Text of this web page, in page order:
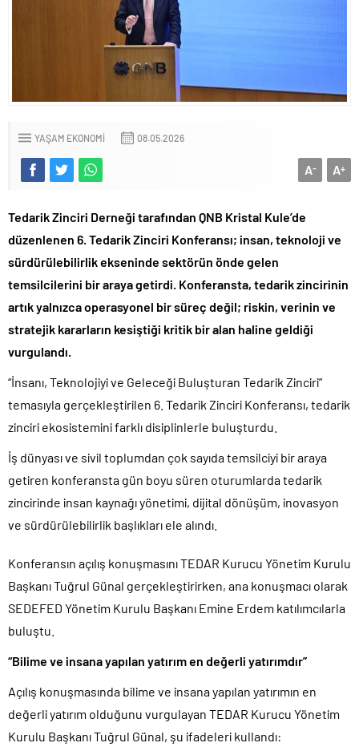
YAŞAM EKONOMI 08.05.2026
A+
A-
Tedarik Zinciri Derneği tarafından QNB Kristal Kule’de
düzenlenen 6. Tedarik Zinciri Konferansı; insan, teknoloji ve
sürdürülebilirlik ekseninde sektörün önde gelen
temsilcilerini bir araya getirdi. Konferansta, tedarik zincirinin
artık yalnızca operasyonel bir süreç değil; riskin, verinin ve
stratejik kararların kesiştiği kritik bir alan haline geldiği
vurgulandı.
“İnsanı, Teknolojiyi ve Geleceği Buluşturan Tedarik Zinciri”
temasıyla gerçekleştirilen 6. Tedarik Zinciri Konferansı, tedarik
zinciri ekosistemini farklı disiplinlerle buluşturdu.
İş dünyası ve sivil toplumdan çok sayıda temsilciyi bir araya
getiren konferansta gün boyu süren oturumlarda tedarik
zincirinde insan kaynağı yönetimi, dijital dönüşüm, inovasyon
ve sürdürülebilirlik başlıkları ele alındı.
Konferansın açılış konuşmasını TEDAR Kurucu Yönetim Kurulu
Başkanı Tuğrul Günal gerçekleştirirken, ana konuşmacı olarak
SEDEFED Yönetim Kurulu Başkanı Emine Erdem katılımcılarla
buluştu.
“Bilime ve insana yapılan yatırım en değerli yatırımdır”
Açılış konuşmasında bilime ve insana yapılan yatırımın en
değerli yatırım olduğunu vurgulayan TEDAR Kurucu Yönetim
Kurulu Başkanı Tuğrul Günal, şu ifadeleri kullandı: